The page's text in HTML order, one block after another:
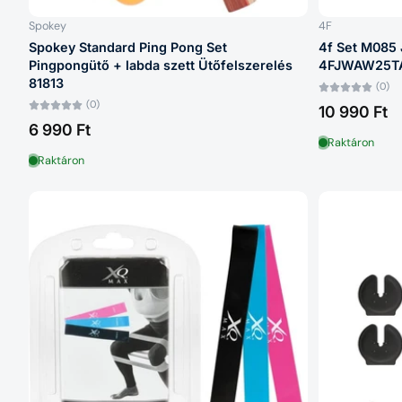
Spokey
Spokey Standard Ping Pong Set
Pingpongütő + labda szett Ütőfelszerelés
81813
(0)
6 990 Ft
Raktáron
4F
4f Set M085
(0)
10 990 Ft
Raktáron